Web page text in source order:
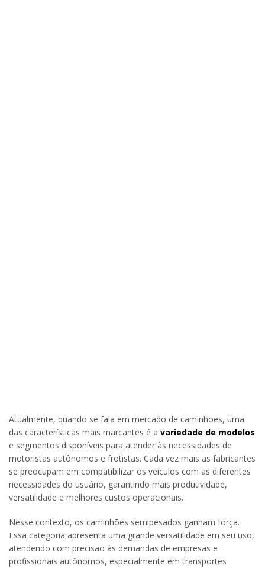
Atualmente, quando se fala em mercado de caminhões, uma
das características mais marcantes é a variedade de modelos
e segmentos disponíveis para atender às necessidades de
motoristas autônomos e frotistas. Cada vez mais as fabricantes
se preocupam em compatibilizar os veículos com as diferentes
necessidades do usuário, garantindo mais produtividade,
versatilidade e melhores custos operacionais.
Nesse contexto, os caminhões semipesados ganham força.
Essa categoria apresenta uma grande versatilidade em seu uso,
atendendo com precisão às demandas de empresas e
profissionais autônomos, especialmente em transportes